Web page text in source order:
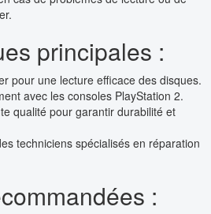
principales :
pour une lecture efficace des disques.
avec les consoles PlayStation 2.
qualité pour garantir durabilité et
techniciens spécialisés en réparation
: